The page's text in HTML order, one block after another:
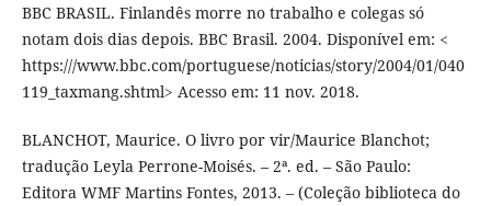
BBC BRASIL. Finlandês morre no trabalho e colegas só
notam dois dias depois. BBC Brasil. 2004. Disponível em: <
https:///www.bbc.com/portuguese/noticias/story/2004/01/040
119_taxmang.shtml> Acesso em: 11 nov. 2018.
BLANCHOT, Maurice. O livro por vir/Maurice Blanchot;
tradução Leyla Perrone-Moisés. – 2ª. ed. – São Paulo:
Editora WMF Martins Fontes, 2013. – (Coleção biblioteca do